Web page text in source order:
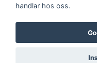
Sociala medier
© 2026 Strandbergs
handlar hos oss.